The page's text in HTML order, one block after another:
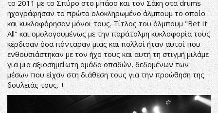
το 2011 με το Σπύρο στο μπάσο και τον Σάκη στα drums
ηχογράφησαν το πρώτο ολοκληρωμένο άλμπουμ το οποίο
και κυκλοφόρησαν μόνοι τους. Τίτλος του άλμπουμ "Bet It
All" και ομολογουμένως με την παράτολμη κυκλοφορία τους
κέρδισαν όσα πόνταραν μιας και πολλοί ήταν αυτοί που
ενθουσιάστηκαν με τον ήχο τους και αυτή τη στιγμή μιλάμε
για μια αξιοσημείωτη ομάδα οπαδών, δεδομένων των
μέσων που είχαν στη διάθεση τους για την προώθηση της
δουλειάς τους. +